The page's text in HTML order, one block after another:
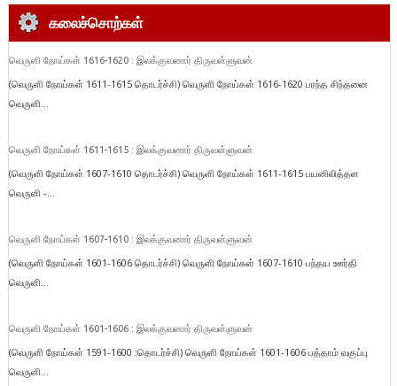
கலைச்சொற்கள்
வெருளி நோய்கள் 1616-1620 : இலக்குவனார் திருவள்ளுவன்
(வெருளி நோய்கள் 1611-1615 தொடர்ச்சி) வெருளி நோய்கள் 1616-1620 பரந்த சிந்தனை
வெருளி...
வெருளி நோய்கள் 1611-1615 : இலக்குவனார் திருவள்ளுவன்
(வெருளி நோய்கள் 1607-1610 தொடர்ச்சி) வெருளி நோய்கள் 1611-1615 பயனிலித்தள
வெருளி -...
வெருளி நோய்கள் 1607-1610 : இலக்குவனார் திருவள்ளுவன்
(வெருளி நோய்கள் 1601-1606 தொடர்ச்சி) வெருளி நோய்கள் 1607-1610 பந்தய ஊர்தி
வெருளி...
வெருளி நோய்கள் 1601-1606 : இலக்குவனார் திருவள்ளுவன்
(வெருளி நோய்கள் 1591-1600 :தொடர்ச்சி) வெருளி நோய்கள் 1601-1606 பத்தாம் வகுப்பு
வெருளி...